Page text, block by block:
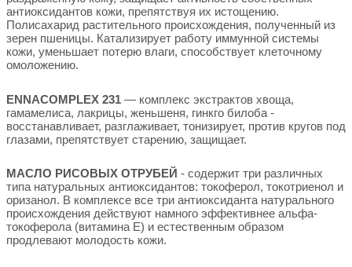
антиоксидантов кожи, препятствуя их истощению.
Полисахарид растительного происхождения, полученный из
зерен пшеницы. Катализирует работу иммунной системы
кожи, уменьшает потерю влаги, способствует клеточному
омоложению.
ENNACOMPLEX 231 — комплекс экстрактов хвоща,
гамамелиса, лакрицы, женьшеня, гинкго билоба -
восстанавливает, разглаживает, тонизирует, против кругов под
глазами, препятствует старению, защищает.
МАСЛО РИСОВЫХ ОТРУБЕЙ - содержит три различных
типа натуральных антиоксидантов: токоферол, токотриенол и
оризанол. В комплексе все три антиоксиданта натурального
происхождения действуют намного эффективнее альфа-
токоферола (витамина Е) и естественным образом
продлевают молодость кожи.